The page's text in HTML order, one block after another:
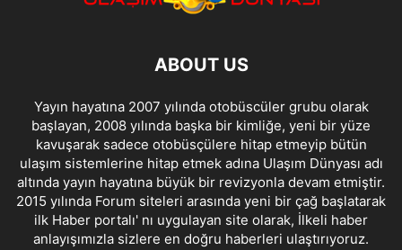
ABOUT US
Yayın hayatına 2007 yılında otobüscüler grubu olarak
başlayan, 2008 yılında başka bir kimliğe, yeni bir yüze
kavuşarak sadece otobüsçülere hitap etmeyip bütün
ulaşım sistemlerine hitap etmek adına Ulaşım Dünyası adı
altında yayın hayatına büyük bir revizyonla devam etmiştir.
2015 yılında Forum siteleri arasında yeni bir çağ başlatarak
ilk Haber portalı' nı uygulayan site olarak, İlkeli haber
anlayışımızla sizlere en doğru haberleri ulaştırıyoruz.